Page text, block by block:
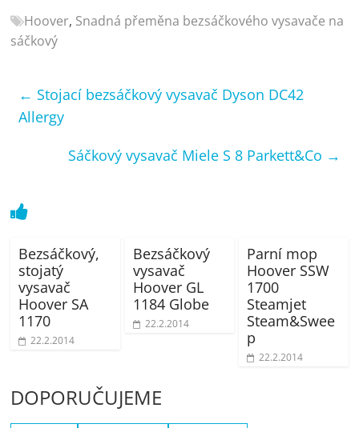
Hoover, Snadná přeměna bezsáčkového vysavače na
sáčkový
← Stojací bezsáčkový vysavač Dyson DC42
Allergy
Sáčkový vysavač Miele S 8 Parkett&Co →
Bezsáčkový,
stojatý
vysavač
Hoover SA
1170
22.2.2014
Bezsáčkový
vysavač
Hoover GL
1184 Globe
22.2.2014
Parní mop
Hoover SSW
1700
Steamjet
Steam&Swee
p
22.2.2014
DOPORUČUJEME